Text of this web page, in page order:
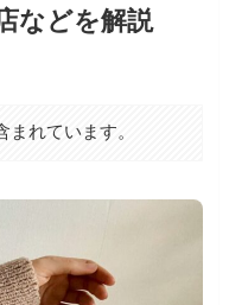
などを解説
れています。